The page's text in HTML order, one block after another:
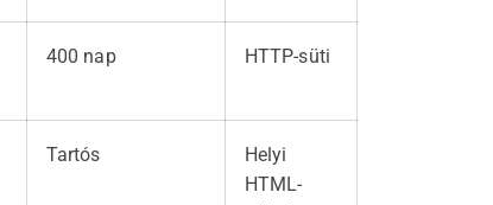
400 nap HTTP-süti
Tartós
Helyi
HTML-